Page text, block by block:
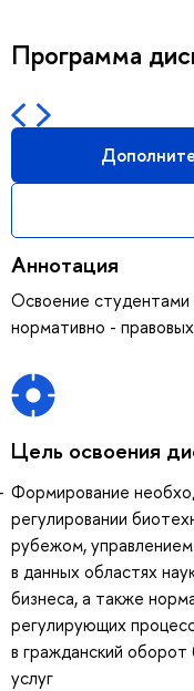
Программа
Аннотация
Освоение студентами
нормативно -
Цель освоения
Формирование
регулировании
рубежом,
в данных областях
бизнеса, а также
регулирующих
в гражданский оборот
услуг